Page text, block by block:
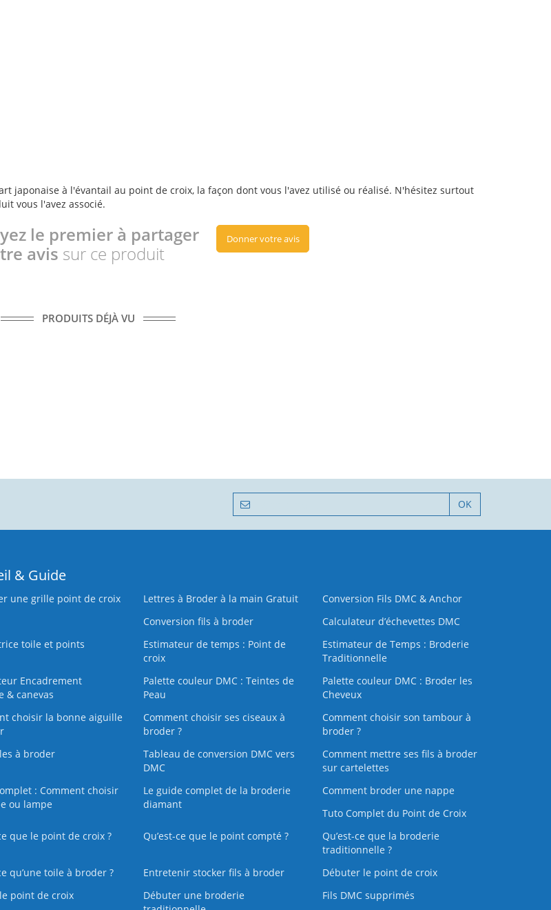
japonaise à l'évantail au point de croix, la façon dont vous l'avez utilisé ou réalisé. N'hésitez surtout
vous l'avez associé.
le premier à partager
avis sur ce produit
Donner votre avis
PRODUITS DÉJÀ VU
OK
& Guide
une grille point de croix
Lettres à Broder à la main Gratuit
Conversion Fils DMC & Anchor
Conversion fils à broder
Calculateur d’échevettes DMC
toile et points
Estimateur de temps : Point de
croix
Estimateur de Temps : Broderie
Traditionnelle
Encadrement
& canevas
Palette couleur DMC : Teintes de
Peau
Palette couleur DMC : Broder les
Cheveux
choisir la bonne aiguille
Comment choisir ses ciseaux à
broder ?
Comment choisir son tambour à
broder ?
à broder
Tableau de conversion DMC vers
DMC
Comment mettre ses fils à broder
sur cartelettes
: Comment choisir
ou lampe
Le guide complet de la broderie
diamant
Comment broder une nappe
Tuto Complet du Point de Croix
que le point de croix ?
Qu’est-ce que le point compté ?
Qu’est-ce que la broderie
traditionnelle ?
qu’une toile à broder ?
Entretenir stocker fils à broder
Débuter le point de croix
point de croix
Débuter une broderie
Fils DMC supprimés